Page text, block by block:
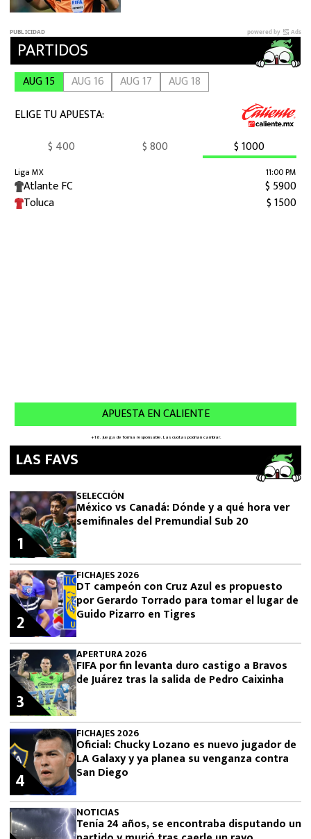
LAS FAVS
SELECCIÓN
México vs Canadá: Dónde y a qué hora ver
semifinales del Premundial Sub 20
1
FICHAJES 2026
DT campeón con Cruz Azul es propuesto
por Gerardo Torrado para tomar el lugar de
Guido Pizarro en Tigres
2
APERTURA 2026
FIFA por fin levanta duro castigo a Bravos
de Juárez tras la salida de Pedro Caixinha
3
FICHAJES 2026
Oficial: Chucky Lozano es nuevo jugador de
LA Galaxy y ya planea su venganza contra
San Diego
4
NOTICIAS
Tenía 24 años, se encontraba disputando un